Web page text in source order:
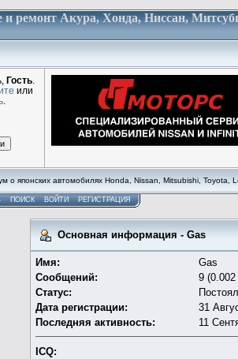
и ремонт Акура, Хонда, Ниссан,
Гость
или
о японских автомобилях Honda, Nissan, Mitsubishi, Toyota,
ПОИСК ВОЙТИ РЕГИСТРАЦИЯ
Основная информация - Gas
Имя:
Gas
Сообщений:
9
Статус:
Дата регистрации:
31
Последняя активность:
11
ICQ: